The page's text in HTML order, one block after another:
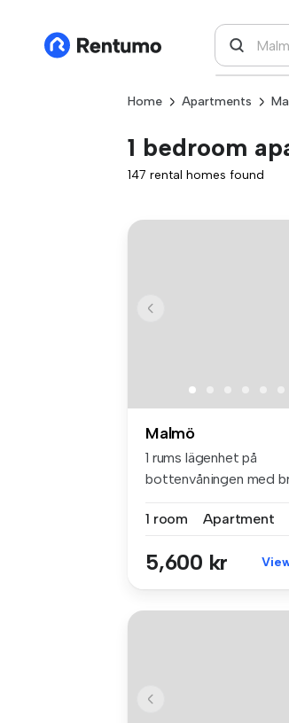
Home Apartments
1 bedroom
147 rental homes found
Malmö
1 rums lägenhet på
bottenvåningen med
1 room
Apartment
5,600 kr